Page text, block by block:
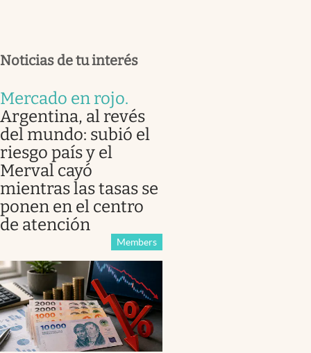
Noticias de tu interés
Mercado en rojo.
Argentina, al revés
del mundo: subió el
riesgo país y el
Merval cayó
mientras las tasas se
ponen en el centro
de atención
Members